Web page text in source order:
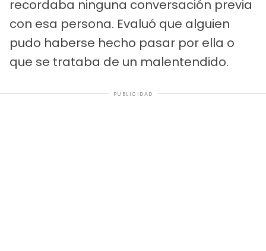
recordaba ninguna conversación previa
con esa persona. Evaluó que alguien
pudo haberse hecho pasar por ella o
que se trataba de un malentendido.
PUBLICIDAD